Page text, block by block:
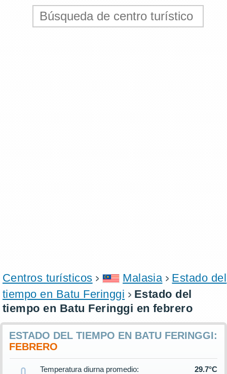
Centros turísticos Malasia
Estado del
tiempo en Batu Feringgi
Estado del
tiempo en Batu Feringgi en febrero
ESTADO DEL TIEMPO EN BATU FERINGGI:
FEBRERO
Temperatura diurna promedio:
29.7°C